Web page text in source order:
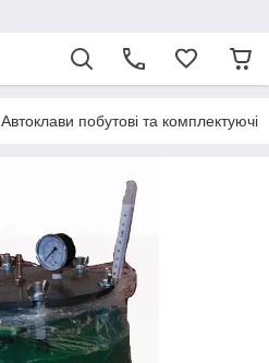
Автоклави побутові та комплектуючі